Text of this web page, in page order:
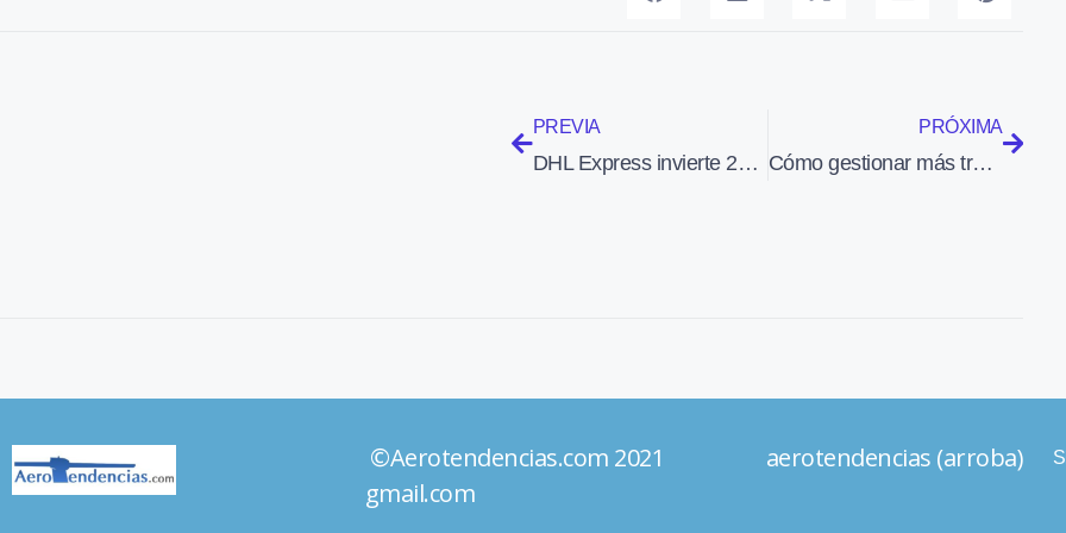
PREVIA
DHL Express invierte 25 M€ en sus nuevas instalaciones en el aeropuerto de Oporto
PRÓXIMA
Cómo gestionar más tráfico en menos espacio aéreo
©Aerotendencias.com 2021 aerotendencias (arroba)
gmail.com